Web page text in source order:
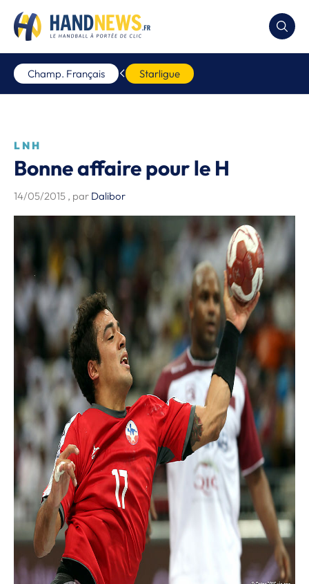
Champ. Français Starligue
LNH
Bonne affaire pour le H
14/05/2015 , par Dalibor